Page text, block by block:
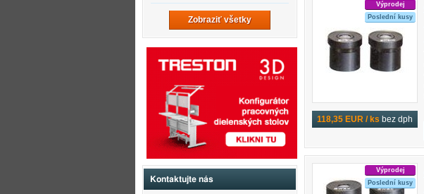
Výprodej
Poslední kusy
118,35 EUR / ks bez dph
Výprodej
Poslední kusy
Zobraziť všetky
Kontaktujte nás